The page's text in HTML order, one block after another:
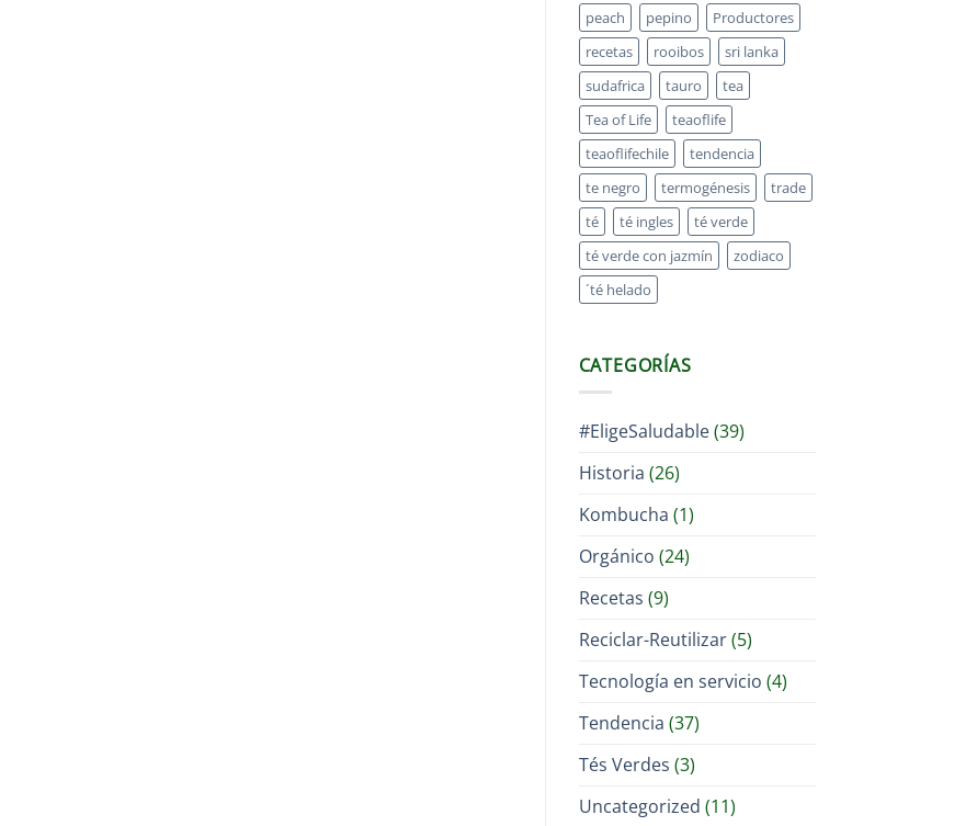
peach
pepino
Productores
recetas
rooibos
sri lanka
sudafrica
tauro
tea
Tea of Life
teaoflife
teaoflifechile
tendencia
te negro
termogénesis
trade
té
té ingles
té verde
té verde con jazmín
zodiaco
´té helado
CATEGORÍAS
#EligeSaludable(39)
Historia (26)
Kombucha (1)
Orgánico (24)
Recetas (9)
Reciclar-Reutilizar(5)
Tecnología en servicio (4)
Tendencia (37)
Tés Verdes (3)
Uncategorized (11)